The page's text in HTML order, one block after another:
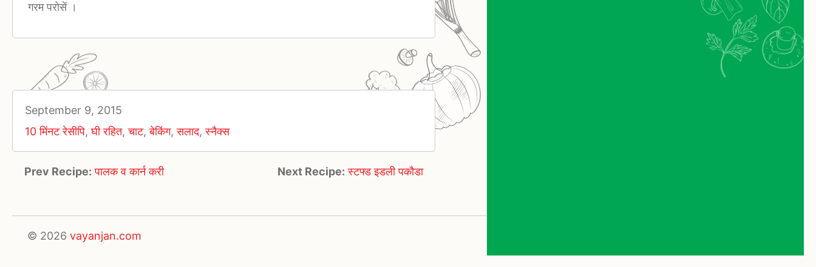
गरम परोसें ।
September 9, 2015
10 मिंनट रेसीपि,घी रहित,चाट,बेकिंग,सलाद,स्नैक्स
Prev Recipe: पालक व कार्न करी Next Recipe: स्टफ्ड इडली पकौडा
© 2026 vayanjan.com